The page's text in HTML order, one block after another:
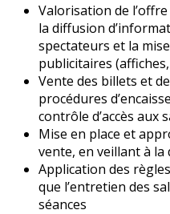
Valorisation de
la diffusion
spectateurs et la
publicitaires
Vente des billets et
procédures
contrôle d’accès aux
Mise en place et
vente, en veillant à
Application des
que l’entretien des
séances